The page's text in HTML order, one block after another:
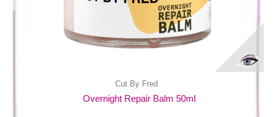
Cut By Fred
Overnight Repair Balm 50ml